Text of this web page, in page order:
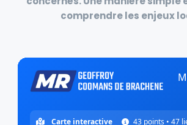
comprendre les enjeux